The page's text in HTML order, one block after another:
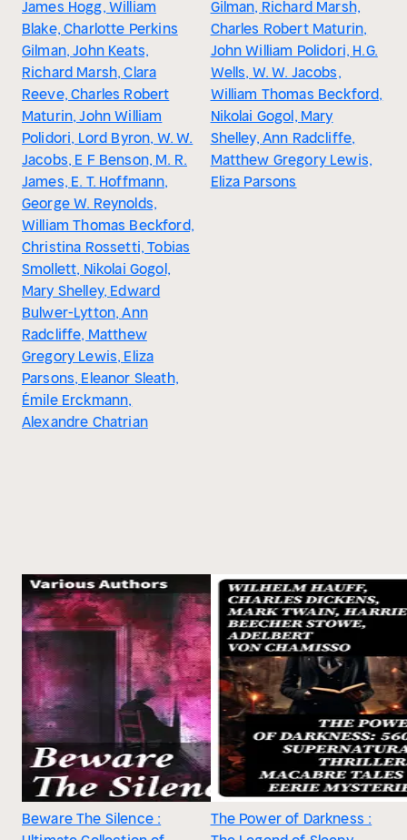
James Hogg, William
Blake, Charlotte Perkins
Gilman, John Keats,
Richard Marsh, Clara
Reeve, Charles Robert
Maturin, John William
Polidori, Lord Byron, W. W.
Jacobs, E F Benson, M. R.
James, E. T. Hoffmann,
George W. Reynolds,
William Thomas Beckford,
Christina Rossetti, Tobias
Smollett, Nikolai Gogol,
Mary Shelley, Edward
Bulwer-Lytton, Ann
Radcliffe, Matthew
Gregory Lewis, Eliza
Parsons, Eleanor Sleath,
Émile Erckmann,
Alexandre Chatrian
Gilman, Richard Marsh,
Charles Robert Maturin,
John William Polidori, H.G.
Wells, W. W. Jacobs,
William Thomas Beckford,
Nikolai Gogol, Mary
Shelley, Ann Radcliffe,
Matthew Gregory Lewis,
Eliza Parsons
Beware The Silence :
The Power of Darkness :